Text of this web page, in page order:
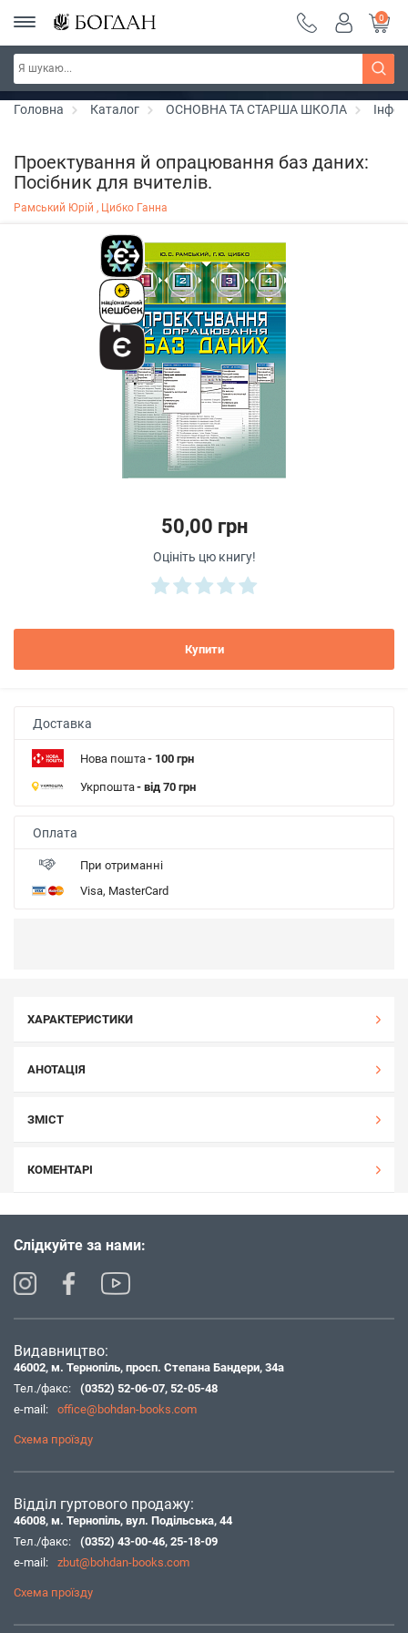
РОЗПРОДАЖ ~ 150 грн ~ 200 грн ~ 250 грн ~
300 грн ~ РОЗПРОДАЖ
Дізнатись більше
0
Головна Каталог ОСНОВНА ТА СТАРША ШКОЛА
Проектування й опрацювання баз даних:
Посібник для вчителів.
Рамський Юрій , Цибко Ганна
50,00 грн
Оцініть цю книгу!
Купити
Доставка
Нова пошта- 100 грн
Укрпошта- від 70 грн
Оплата
При отриманні
Visa, MasterCard
ХАРАКТЕРИСТИКИ
АНОТАЦІЯ
ЗМІСТ
КОМЕНТАРІ
Слідкуйте за нами:
Видавництво:
46002, м. Тернопіль, просп. Степана Бандери, 34а
Тел./факс:
(0352) 52-06-07, 52-05-48
e-mail:
office@bohdan-books.com
Схема проїзду
Відділ гуртового продажу:
46008, м. Тернопіль, вул. Подільська, 44
Тел./факс:
(0352) 43-00-46, 25-18-09
e-mail:
zbut@bohdan-books.com
Схема проїзду